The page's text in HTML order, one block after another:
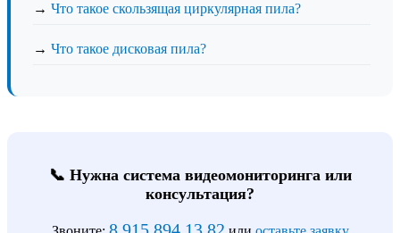
→ Что такое скользящая циркулярная пила?
→ Что такое дисковая пила?
📞 Нужна система видеомониторинга или
консультация?